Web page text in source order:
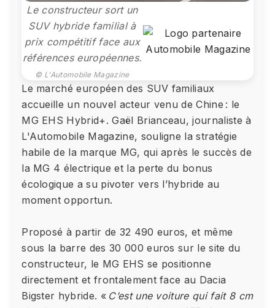
Le constructeur sort un
SUV hybride familial à
prix compétitif face aux
références européennes.
© L'Automobile Magazine
Le marché européen des SUV familiaux
accueille un nouvel acteur venu de Chine : le
MG EHS Hybrid+. Gaël Brianceau, journaliste à
L'Automobile Magazine, souligne la stratégie
habile de la marque MG, qui après le succès de
la MG 4 électrique et la perte du bonus
écologique a su pivoter vers l’hybride au
moment opportun.
Proposé à partir de 32 490 euros, et même
sous la barre des 30 000 euros sur le site du
constructeur, le MG EHS se positionne
directement et frontalement face au Dacia
Bigster hybride. « C’est une voiture qui fait 8 cm